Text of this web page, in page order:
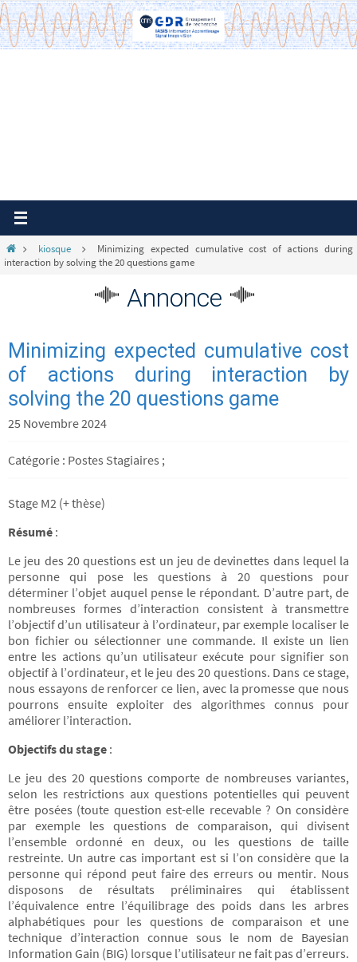
Passer
vers
le
Homekiosque
Minimizing expected cumulative cost of actions during
interaction by solving the 20 questions game
Annonce
Minimizing expected cumulative cost
of actions during interaction by
solving the 20 questions game
25 Novembre 2024
Catégorie : Postes Stagiaires ;
Stage M2 (+ thèse)
Résumé :
Le jeu des 20 questions est un jeu de devinettes dans lequel la
personne qui pose les questions à 20 questions pour
déterminer l’objet auquel pense le répondant. D’autre part, de
nombreuses formes d’interaction consistent à transmettre
l’objectif d’un utilisateur à l’ordinateur, par exemple localiser le
bon fichier ou sélectionner une commande. Il existe un lien
entre les actions qu’un utilisateur exécute pour signifier son
objectif à l’ordinateur, et le jeu des 20 questions. Dans ce stage,
nous essayons de renforcer ce lien, avec la promesse que nous
pourrons ensuite exploiter des algorithmes connus pour
améliorer l’interaction.
Objectifs du stage :
Le jeu des 20 questions comporte de nombreuses variantes,
selon les restrictions aux questions potentielles qui peuvent
être posées (toute question est-elle recevable ? On considère
par exemple les questions de comparaison, qui divisent
l’ensemble ordonné en deux, ou les questions de taille
restreinte. Un autre cas important est si l’on considère que la
personne qui répond peut faire des erreurs ou mentir. Nous
disposons de résultats préliminaires qui établissent
l’équivalence entre l’équilibrage des poids dans les arbres
alphabétiques pour les questions de comparaison et une
technique d’interaction connue sous le nom de Bayesian
Information Gain (BIG) lorsque l’utilisateur ne fait pas d’erreurs.